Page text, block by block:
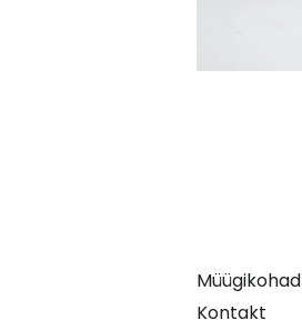
Müügikohad
Kontakt